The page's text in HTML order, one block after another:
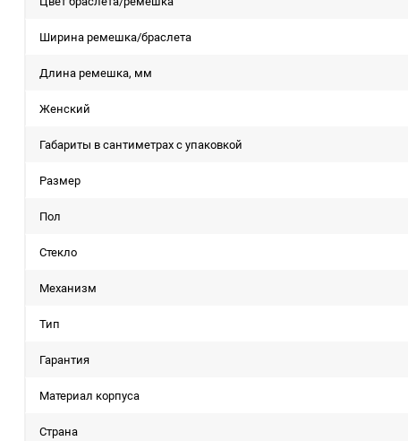
Ширина ремешка/браслета
Длина ремешка, мм
Женский
Габариты в сантиметрах с упаковкой
Размер
Пол
Стекло
Механизм
Тип
Гарантия
Материал корпуса
Страна